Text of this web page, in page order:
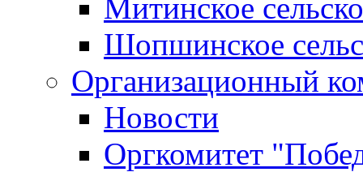
Митинское
Шопшинское
Организационный
Новости
Оргкомитет